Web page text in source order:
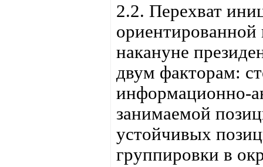
2.2. Перехват
ориентированной
накануне
двум факторам:
информационно-
занимаемой
устойчивых
группировки в